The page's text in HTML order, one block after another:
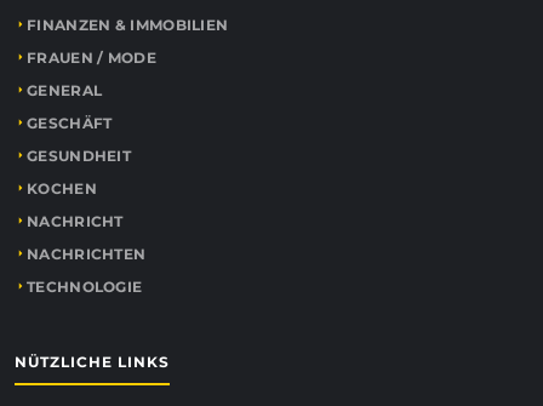
FINANZEN & IMMOBILIEN
FRAUEN / MODE
GENERAL
GESCHÄFT
GESUNDHEIT
KOCHEN
NACHRICHT
NACHRICHTEN
TECHNOLOGIE
NÜTZLICHE LINKS